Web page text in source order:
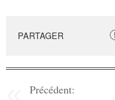
PARTAGER
Précédent: